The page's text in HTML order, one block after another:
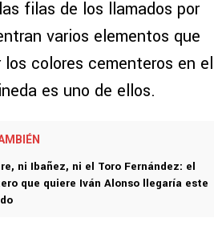
filas de los llamados por
varios elementos que
colores cementeros en el
es uno de ellos.
ni Ibañez, ni el Toro Fernández: el
que quiere Iván Alonso llegaría este